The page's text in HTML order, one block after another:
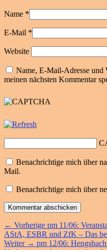
Name *
E-Mail *
Website
Name, E-Mail-Adresse und
meinen nächsten Kommentar
Benachrichtige mich über
Mail.
Benachrichtige mich über
Beitragsnavigation
← Vorherige Vorheriger
Beitrag:
pm 11/06:
AStA, ESBR und ZfK – Das
Weiter → Nächster
pm 12/06: